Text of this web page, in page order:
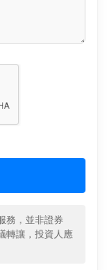
務，並非證券
轉讓，投資人應